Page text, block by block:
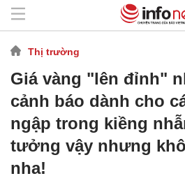
Thị trường
Giá vàng "lên đỉnh"
cảnh báo dành cho
ngập trong kiềng
tưởng vậy nhưng
nha!